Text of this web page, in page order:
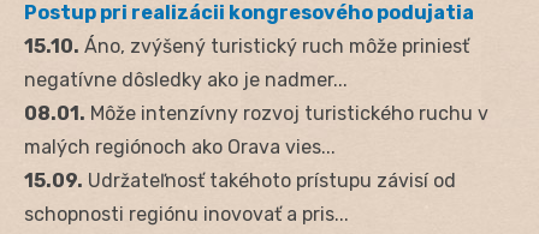
Postup pri realizácii kongresového podujatia
15.10. Áno, zvýšený turistický ruch môže priniesť
negatívne dôsledky ako je nadmer...
08.01. Môže intenzívny rozvoj turistického ruchu v
malých regiónoch ako Orava vies...
15.09. Udržateľnosť takéhoto prístupu závisí od
schopnosti regiónu inovovať a pris...